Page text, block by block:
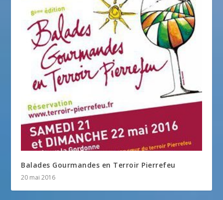
Balades Gourmandes en Terroir Pierrefeu
20 mai 2016